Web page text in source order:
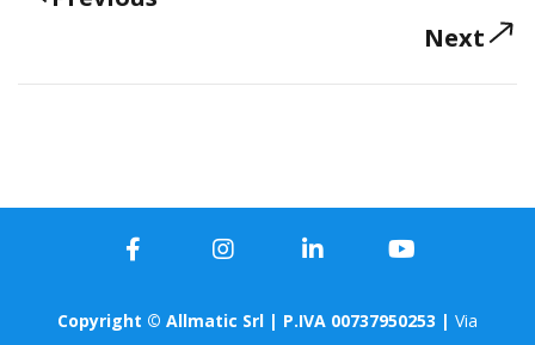
Next
Copyright © Allmatic Srl | P.IVA 00737950253 | Via